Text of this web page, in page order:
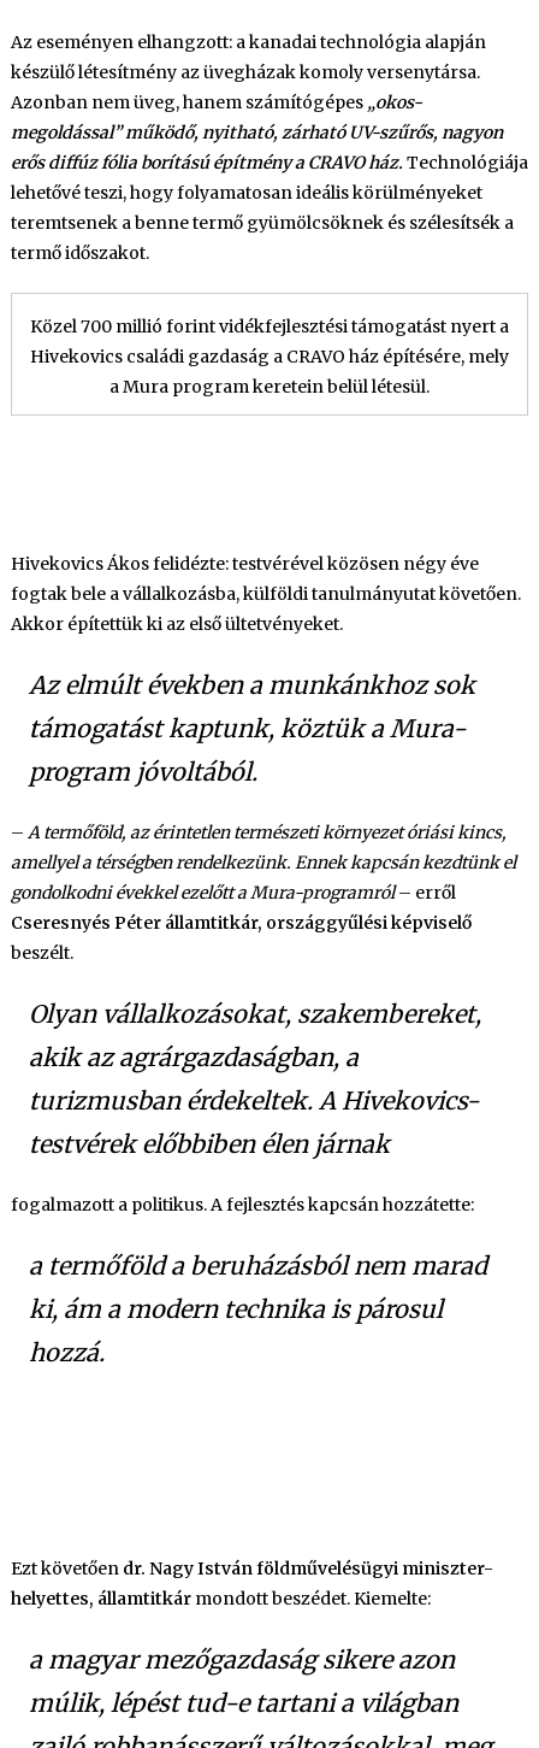
Az eseményen elhangzott: a kanadai technológia alapján
készülő létesítmény az üvegházak komoly versenytársa.
Azonban nem üveg, hanem számítógépes „okos-
megoldással” működő, nyitható, zárható UV-szűrős, nagyon
erős diffúz fólia borítású építmény a CRAVO ház. Technológiája
lehetővé teszi, hogy folyamatosan ideális körülményeket
teremtsenek a benne termő gyümölcsöknek és szélesítsék a
termő időszakot.
Közel 700 millió forint vidékfejlesztési támogatást nyert a
Hivekovics családi gazdaság a CRAVO ház építésére, mely
a Mura program keretein belül létesül.
Hivekovics Ákos felidézte: testvérével közösen négy éve
fogtak bele a vállalkozásba, külföldi tanulmányutat követően.
Akkor építettük ki az első ültetvényeket.
Az elmúlt években a munkánkhoz sok
támogatást kaptunk, köztük a Mura-
program jóvoltából.
– A termőföld, az érintetlen természeti környezet óriási kincs,
amellyel a térségben rendelkezünk. Ennek kapcsán kezdtünk el
gondolkodni évekkel ezelőtt a Mura-programról– erről
Cseresnyés Péter államtitkár, országgyűlési képviselő
beszélt.
Olyan vállalkozásokat, szakembereket,
akik az agrárgazdaságban, a
turizmusban érdekeltek. A Hivekovics-
testvérek előbbiben élen járnak
fogalmazott a politikus. A fejlesztés kapcsán hozzátette:
a termőföld a beruházásból nem marad
ki, ám a modern technika is párosul
hozzá.
Ezt követően dr. Nagy István földművelésügyi miniszter-
helyettes, államtitkármondott beszédet. Kiemelte:
a magyar mezőgazdaság sikere azon
múlik, lépést tud-e tartani a világban